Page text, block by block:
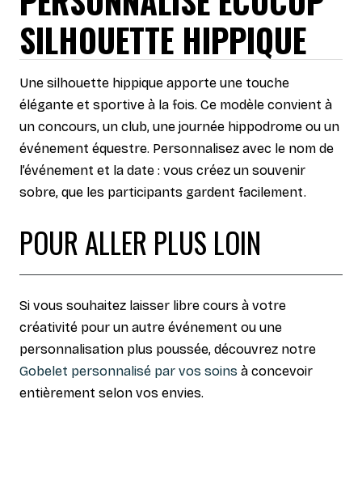
SILHOUETTE HIPPIQUE
Une silhouette hippique apporte une touche
élégante et sportive à la fois. Ce modèle convient à
un concours, un club, une journée hippodrome ou un
événement équestre. Personnalisez avec le nom de
l’événement et la date : vous créez un souvenir
sobre, que les participants gardent facilement.
POUR ALLER PLUS LOIN
Si vous souhaitez laisser libre cours à votre
créativité pour un autre événement ou une
personnalisation plus poussée, découvrez notre
Gobelet personnalisé par vos soins à concevoir
entièrement selon vos envies.